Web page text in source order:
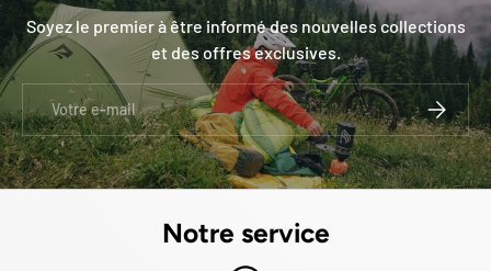
Soyez le premier à être informé des nouvelles collections
et des offres exclusives.
Notre service